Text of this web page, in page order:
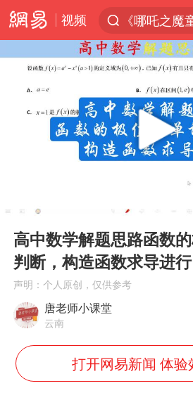
视频
重大涉诈逃
台湾不是国
哥伦比亚强
哥伦比亚发
上海将苏州
易烊千玺金
Play
高中数学解题思路函数
判断，构造函数求导进行
声明：个人原创，仅供参考
唐老师小课堂
云南
打开网易新闻 体验